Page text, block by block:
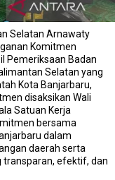
Selatan Arnawaty
Komitmen
Pemeriksaan Badan
Selatan yang
Kota Banjarbaru,
disaksikan Wali
Satuan Kerja
bersama
dalam
daerah serta
efektif, dan